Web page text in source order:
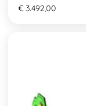
€ 3.492,00